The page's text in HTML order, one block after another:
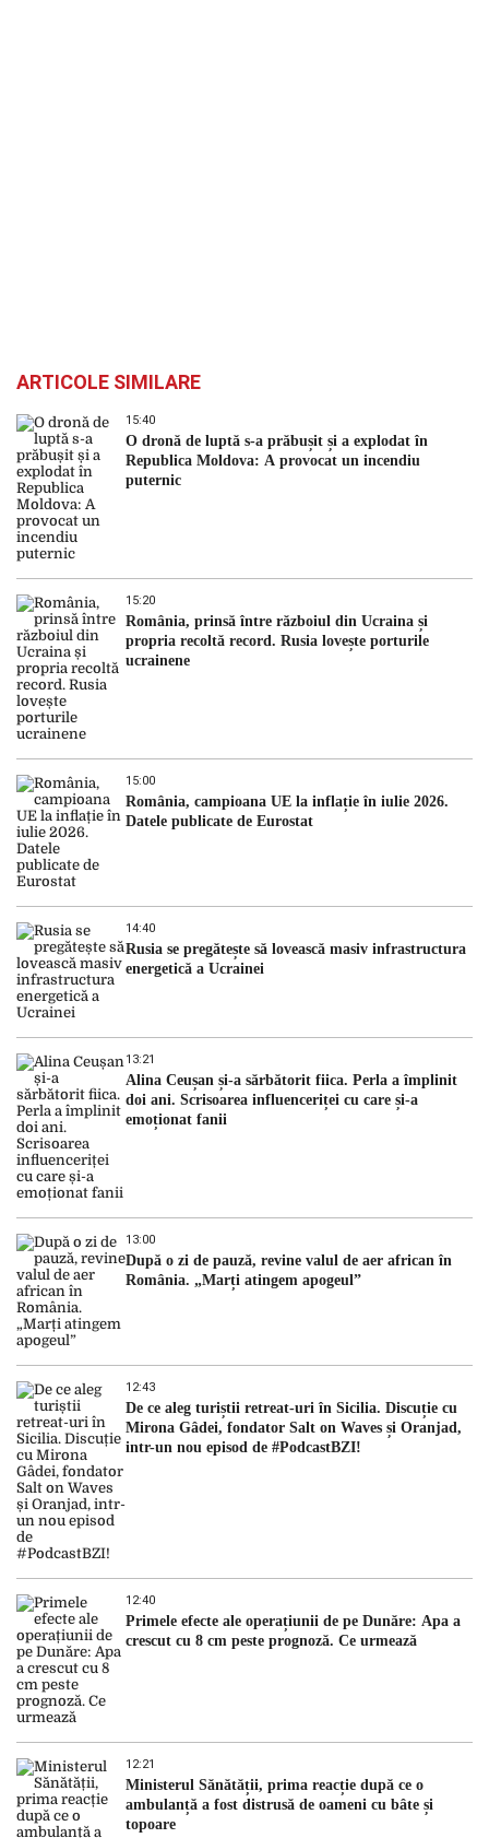
ARTICOLE SIMILARE
15:40
O dronă de luptă s-a prăbușit și a explodat în
Republica Moldova: A provocat un incendiu
puternic
15:20
România, prinsă între războiul din Ucraina și
propria recoltă record. Rusia lovește porturile
ucrainene
15:00
România, campioana UE la inflație în iulie 2026.
Datele publicate de Eurostat
14:40
Rusia se pregătește să lovească masiv infrastructura
energetică a Ucrainei
13:21
Alina Ceușan și-a sărbătorit fiica. Perla a împlinit
doi ani. Scrisoarea influenceriței cu care și-a
emoționat fanii
13:00
După o zi de pauză, revine valul de aer african în
România. „Marți atingem apogeul”
12:43
De ce aleg turiștii retreat-uri în Sicilia. Discuție cu
Mirona Gâdei, fondator Salt on Waves și Oranjad,
intr-un nou episod de #PodcastBZI!
12:40
Primele efecte ale operațiunii de pe Dunăre: Apa a
crescut cu 8 cm peste prognoză. Ce urmează
12:21
Ministerul Sănătății, prima reacție după ce o
ambulanță a fost distrusă de oameni cu bâte și
topoare